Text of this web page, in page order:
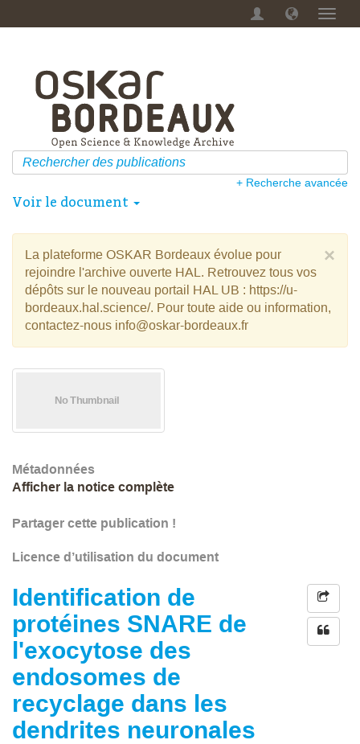
Menu
+ Recherche avancée
Voir le document
×
La plateforme OSKAR Bordeaux évolue pour
rejoindre l'archive ouverte HAL. Retrouvez tous vos
dépôts sur le nouveau portail HAL UB : https://u-
bordeaux.hal.science/. Pour toute aide ou information,
contactez-nous info@oskar-bordeaux.fr
Métadonnées
Afficher la notice complète
Partager cette publication !
Licence d’utilisation du document
Identification de
protéines SNARE de
l'exocytose des
endosomes de
recyclage dans les
dendrites neuronales